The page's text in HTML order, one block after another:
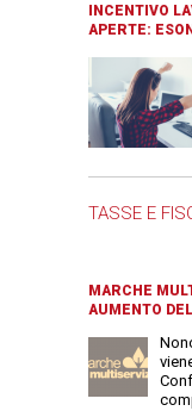
INCENTIVO
APERTE:
TASSE E
MARCHE
AUMENTO